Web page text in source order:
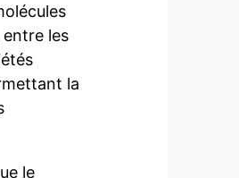
entre les
la
le